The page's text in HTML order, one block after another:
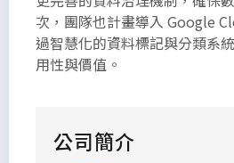
次，團隊也計畫導入 Google
過智慧化的資料標記與分類系
用性與價值。
公司簡介